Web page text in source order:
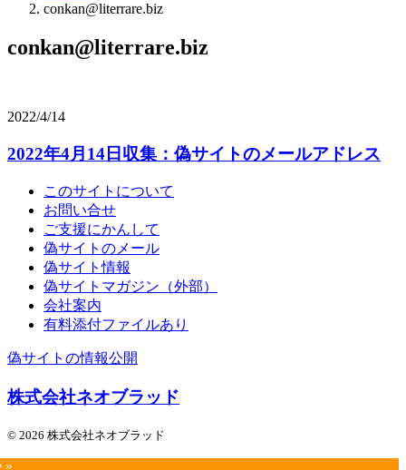
conkan@literrare.biz
conkan@literrare.biz
2022/4/14
2022年4月14日収集：偽サイトのメールアドレス
このサイトについて
お問い合せ
ご支援にかんして
偽サイトのメール
偽サイト情報
偽サイトマガジン（外部）
会社案内
有料添付ファイルあり
偽サイトの情報公開
株式会社ネオブラッド
© 2026 株式会社ネオブラッド
»